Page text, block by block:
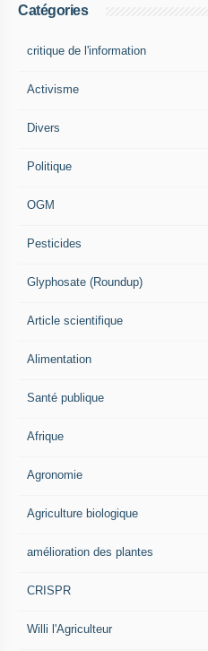
Catégories
critique de l'information
Activisme
Divers
Politique
OGM
Pesticides
Glyphosate (Roundup)
Article scientifique
Alimentation
Santé publique
Afrique
Agronomie
Agriculture biologique
amélioration des plantes
CRISPR
Willi l'Agriculteur